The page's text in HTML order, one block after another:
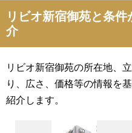
リビオ新宿御苑と条
介
リビオ新宿御苑の所在地、
り、広さ、価格等の情報を
紹介します。